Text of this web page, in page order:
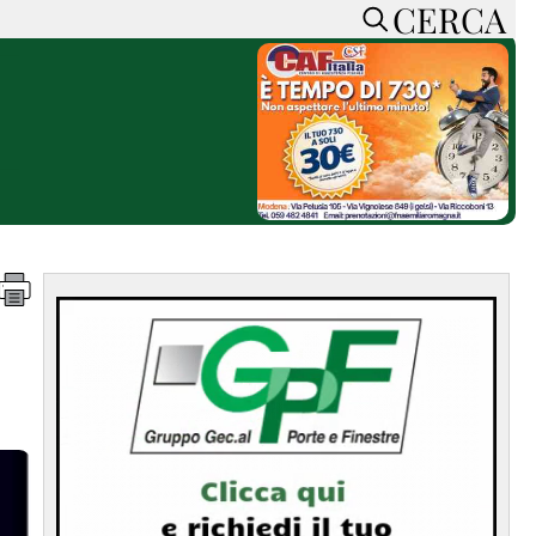
CERCA
ACCEDI o REGISTRATI
CONTATTI
SOSTIENI LA PRESSA
CONOSCI LA PRESSA
COOKIE POLICY
PRIVACY POLICY
FEED RSS
MAPPA DEL SITO
NORMATIVE
DEONTOLOGICHE
CERCA